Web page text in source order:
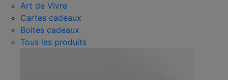
Art de Vivre
Cartes cadeaux
Boites cadeaux
Tous les produits